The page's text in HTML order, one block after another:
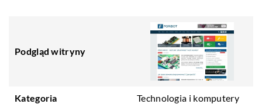
Podgląd witryny
Kategoria Technologia i komputery